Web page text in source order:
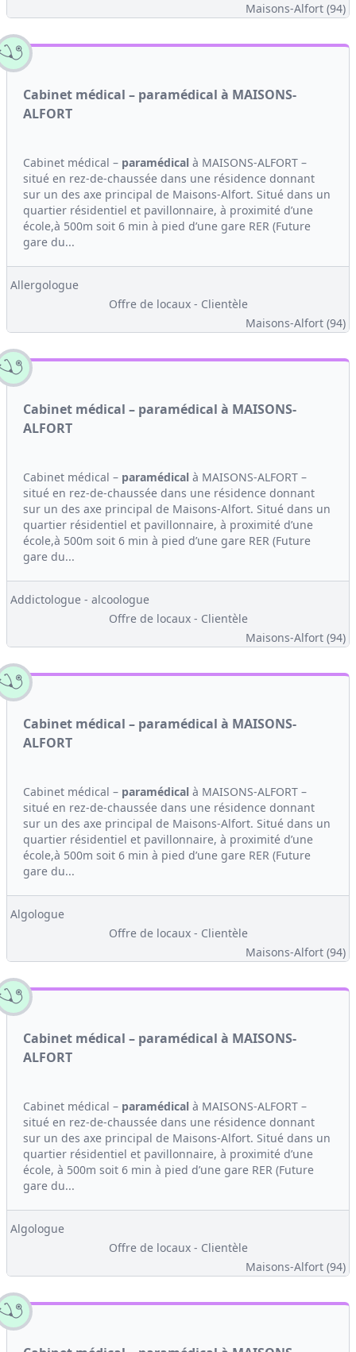
Maisons-Alfort (94)
Cabinet médical – paramédical à MAISONS-
ALFORT
Cabinet médical – paramédical à MAISONS-ALFORT –
situé en rez-de-chaussée dans une résidence donnant
sur un des axe principal de Maisons-Alfort. Situé dans un
quartier résidentiel et pavillonnaire, à proximité d’une
école,à 500m soit 6 min à pied d’une gare RER (Future
gare du...
Allergologue
Offre de locaux - Clientèle
Maisons-Alfort (94)
Cabinet médical – paramédical à MAISONS-
ALFORT
Cabinet médical – paramédical à MAISONS-ALFORT –
situé en rez-de-chaussée dans une résidence donnant
sur un des axe principal de Maisons-Alfort. Situé dans un
quartier résidentiel et pavillonnaire, à proximité d’une
école,à 500m soit 6 min à pied d’une gare RER (Future
gare du...
Addictologue - alcoologue
Offre de locaux - Clientèle
Maisons-Alfort (94)
Cabinet médical – paramédical à MAISONS-
ALFORT
Cabinet médical – paramédical à MAISONS-ALFORT –
situé en rez-de-chaussée dans une résidence donnant
sur un des axe principal de Maisons-Alfort. Situé dans un
quartier résidentiel et pavillonnaire, à proximité d’une
école,à 500m soit 6 min à pied d’une gare RER (Future
gare du...
Algologue
Offre de locaux - Clientèle
Maisons-Alfort (94)
Cabinet médical – paramédical à MAISONS-
ALFORT
Cabinet médical – paramédical à MAISONS-ALFORT –
situé en rez-de-chaussée dans une résidence donnant
sur un des axe principal de Maisons-Alfort. Situé dans un
quartier résidentiel et pavillonnaire, à proximité d’une
école, à 500m soit 6 min à pied d’une gare RER (Future
gare du...
Algologue
Offre de locaux - Clientèle
Maisons-Alfort (94)